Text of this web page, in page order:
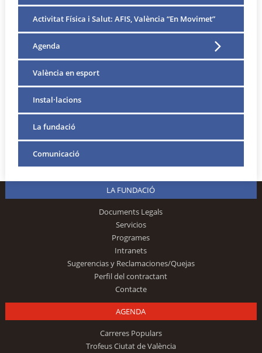
Activitat Física i Salut: AFIS, València “En Movimet”
Agenda
València en esport
Instal·lacions
La fundació
Comunicació
LA FUNDACIÓ
Documents Legals
Servicios
Programes
Intranets
Sugerencias y Reclamaciones/Quejas
Perfil del contractant
Contacte
AGENDA
Carreres Populars
Trofeus Ciutat de València